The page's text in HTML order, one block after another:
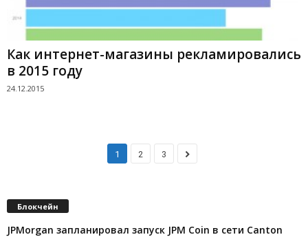
Как интернет-магазины рекламировались
в 2015 году
24.12.2015
1 2 3
Блокчейн
JPMorgan запланировал запуск JPM Coin в сети Canton